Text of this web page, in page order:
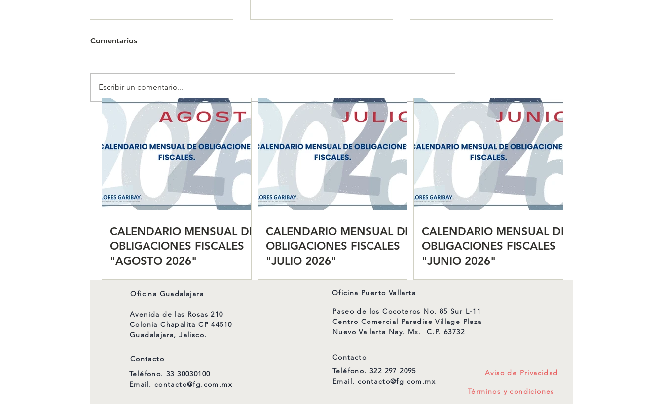
CALENDARIO MENSUAL DE
OBLIGACIONES FISCALES
"AGOSTO 2026"
CALENDARIO MENSUAL DE
OBLIGACIONES FISCALES
"JUNIO 2026"
Secretaría de Economía, SAT
y Aduanas eliminan
dictaminación de avisos en
comercio exterior para
agilizar trámites.
Comentarios
Escribir un comentario...
CALENDARIO MENSUAL DE
OBLIGACIONES FISCALES
"AGOSTO 2026"
CALENDARIO MENSUAL DE
OBLIGACIONES FISCALES
"JULIO 2026"
CALENDARIO MENSUAL DE
OBLIGACIONES FISCALES
"JUNIO 2026"
Oficina Guadalajara Oficina Puerto Vallarta
Avenida de las Rosas 210
Colonia Chapalita CP 44510
Guadalajara, Jalisco.
Contacto
Teléfono. 33 30030100
Email. contacto@fg.com.mx
Paseo de los Cocoteros No. 85 Sur L-11
Centro Comercial Paradise Village Plaza
Nuevo Vallarta Nay. Mx. C.P. 63732
Contacto
Teléfono.322 297 2095
Email. contacto@fg.com.mx
Aviso de Privacidad
Términos y condiciones